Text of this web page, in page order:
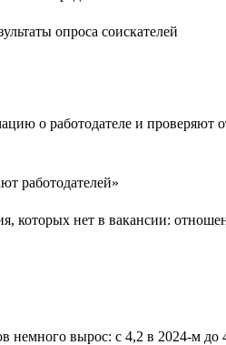
о работодателе и
нет в вакансии:
немного вырос: с 4,2 в 2024-м